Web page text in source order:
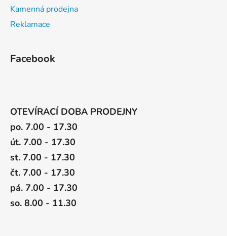
Kamenná prodejna
Reklamace
Facebook
OTEVÍRACÍ DOBA PRODEJNY
po. 7.00 - 17.30
út. 7.00 - 17.30
st. 7.00 - 17.30
čt. 7.00 - 17.30
pá. 7.00 - 17.30
so. 8.00 - 11.30